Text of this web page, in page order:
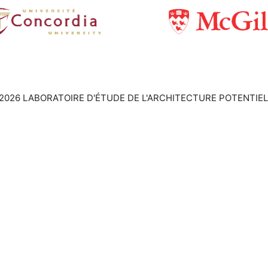
LABORATOIRE D'ÉTUDE DE L'ARCHITECTURE